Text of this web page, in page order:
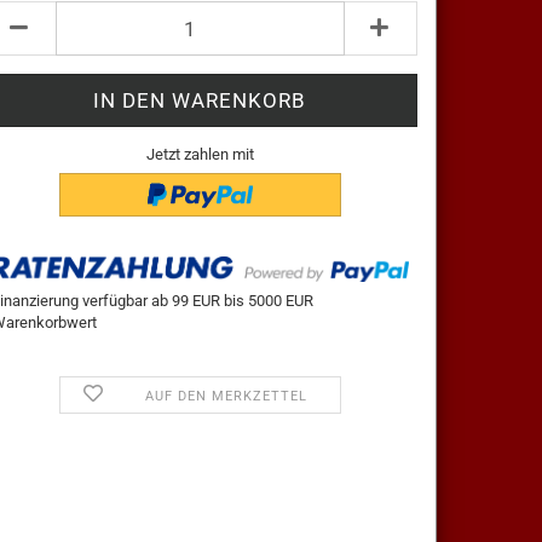
Jetzt zahlen mit
verfügbar ab 99 EUR bis 5000 EUR
AUF DEN MERKZETTEL